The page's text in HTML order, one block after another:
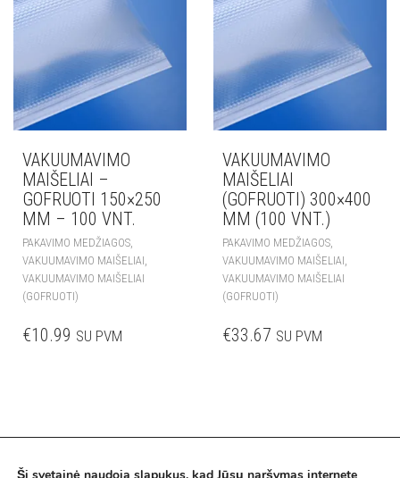
VAKUUMAVIMO
MAIŠELIAI –
GOFRUOTI 150×250
MM – 100 VNT.
PAKAVIMO MEDŽIAGOS
VAKUUMAVIMO MAIŠELIAI
VAKUUMAVIMO MAIŠELIAI
(GOFRUOTI)
€10.99 SU PVM
VAKUUMAVIMO
MAIŠELIAI
(GOFRUOTI) 300×400
MM (100 VNT.)
PAKAVIMO MEDŽIAGOS
VAKUUMAVIMO MAIŠELIAI
VAKUUMAVIMO MAIŠELIAI
(GOFRUOTI)
€33.67 SU PVM